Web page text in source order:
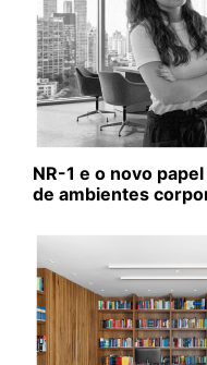
NR-1 e o novo
de ambientes